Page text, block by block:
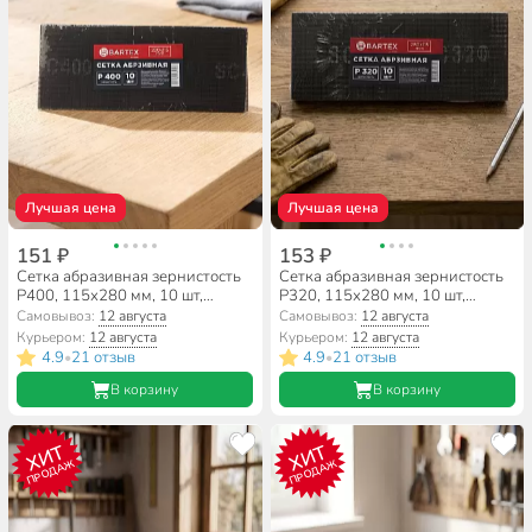
Лучшая цена
151 ₽
Сетка абразивная зернистость
P400, 115х280 мм, 10 шт,
Bartex, 0304115
Самовывоз: 12 августа
Курьером: 12 августа
4.9•21 отзыв
В корзину
Лучшая цена
153 ₽
Сетка абразивная зернистость
P320, 115х280 мм, 10 шт,
Bartex, 0304115-320
Самовывоз: 12 августа
Курьером: 12 августа
4.9•21 отзыв
В корзину
ХИТ
ПРОДАЖ ХИТ
ПРОДАЖ